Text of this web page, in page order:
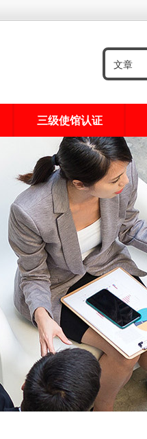
三级使馆认证